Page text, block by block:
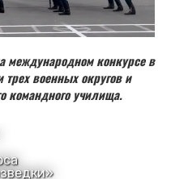
международном конкурсе в
трех военных округов и
командного училища.